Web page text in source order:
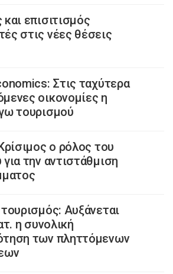
επισιτισμός
στις νέες θέσεις
Στις ταχύτερα
οικονομίες η
τουρισμού
ο ρόλος του
την αντιστάθμιση
Αυξάνεται
η συνολική
των πληττόμενων